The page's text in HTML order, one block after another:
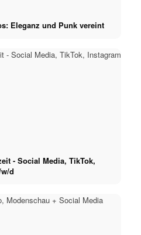
Eleganz und Punk vereint
- Social Media, TikTok,
d